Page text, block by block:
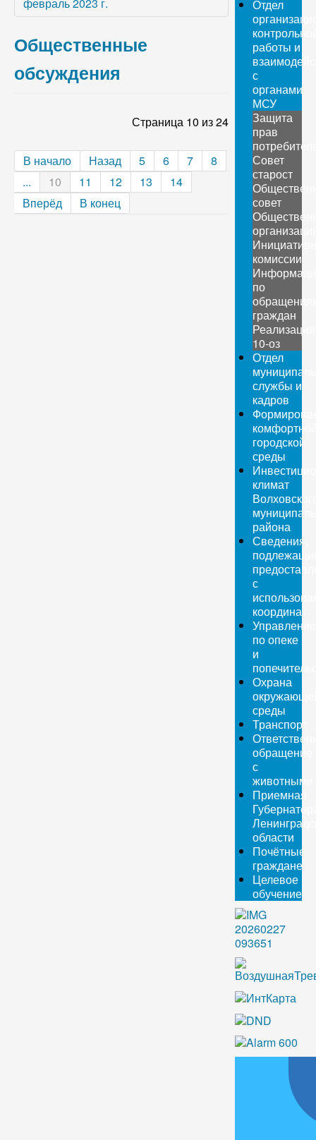
Общественные
обсуждения
Страница 10 из 24
В начало Назад 5 6 7
8
...
10 11 12 13
14
Вперёд
В конец
Отдел
работы и
с
органами
МСУ
Защита
прав
Совет
старост
совет
комиссии
по
граждан
Реализация
10-оз
Отдел
службы и
кадров
городской
среды
климат
района
Сведения,
с
координат
Управление
по опеке
и
Охрана
среды
Транспорт
обращение
с
животными
Приемная
области
Почётные
граждане
Целевое
обучение